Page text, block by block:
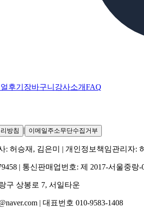
후기 장바구니 강사소개FAQ
방침 | 이메일주소무단수집거부
: 허승재, 김은미 | 개인정보책임관리자:
| 통신판매업번호: 제 2017-서울중랑-
구 상봉로 7, 서일타운
| 대표번호 010-9583-1408